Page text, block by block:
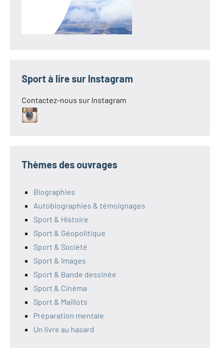
Sport à lire sur Instagram
Contactez-nous sur Instagram
Thèmes des ouvrages
Biographies
Autobiographies & témoignages
Sport & Histoire
Sport & Géopolitique
Sport & Société
Sport & Images
Sport & Bande dessinée
Sport & Cinéma
Sport & Maillots
Préparation mentale
Un livre au hasard